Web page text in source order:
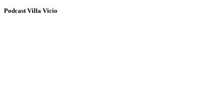
Podcast Villa Vicio